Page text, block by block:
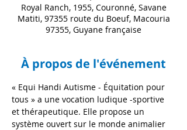
Royal Ranch, 1955, Couronné, Savane
Matiti, 97355 route du Boeuf, Macouria
97355, Guyane française
À propos de l'événement
« Equi Handi Autisme - Équitation pour
tous » a une vocation ludique -sportive
et thérapeutique. Elle propose un
système ouvert sur le monde animalier